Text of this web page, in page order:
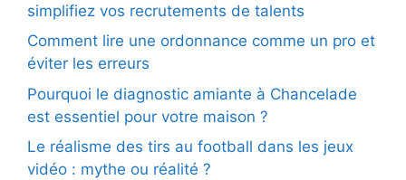
simplifiez vos recrutements de talents
Comment lire une ordonnance comme un pro et
éviter les erreurs
Pourquoi le diagnostic amiante à Chancelade
est essentiel pour votre maison ?
Le réalisme des tirs au football dans les jeux
vidéo : mythe ou réalité ?